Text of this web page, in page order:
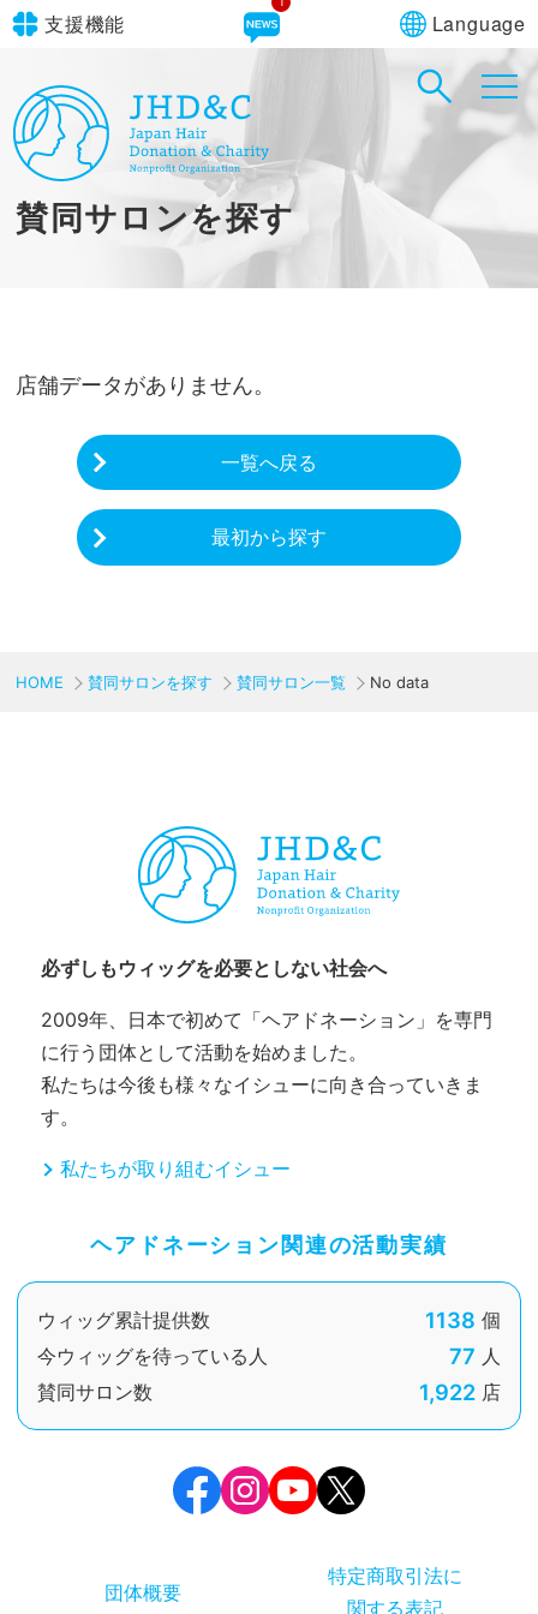
支援機能
文字サイズ 標準
青 黒
やさしいにほんご
1
Language
in simple English
賛同サロンを探す
店舗データがありません。
一覧へ戻る
最初から探す
HOME 賛同サロンを探す 賛同サロン一覧 No data
必ずしもウィッグを必要としない社会へ
2009年、日本で初めて「ヘアドネーション」を専門
に行う団体として活動を始めました。
私たちは今後も様々なイシューに向き合っていきま
す。
私たちが取り組むイシュー
ヘアドネーション関連の活動実績
ウィッグ累計提供数 1138 個
今ウィッグを待っている人
77 人
賛同サロン数
1,922 店
団体概要
特定商取引法に
関する表記